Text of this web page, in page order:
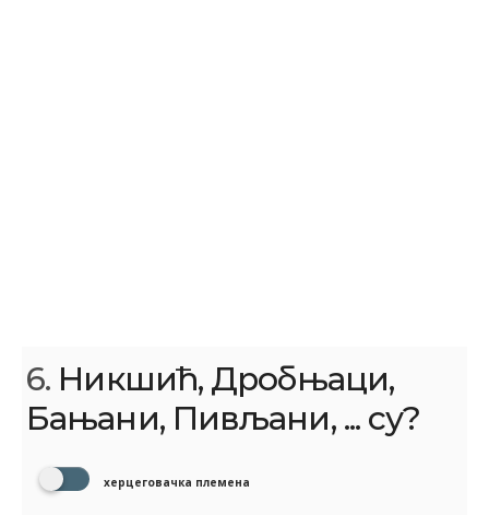
6. Никшић, Дробњаци,
Бањани, Пивљани, ... су?
херцеговачка племена